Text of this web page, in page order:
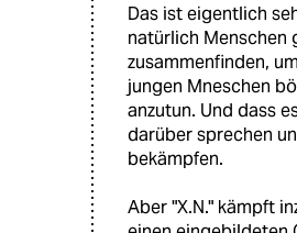
Das ist eigentlich
natürlich Menschen
zusammenfinden,
jungen Mneschen
anzutun. Und dass
darüber sprechen
bekämpfen.
Aber "X.N." kämpft